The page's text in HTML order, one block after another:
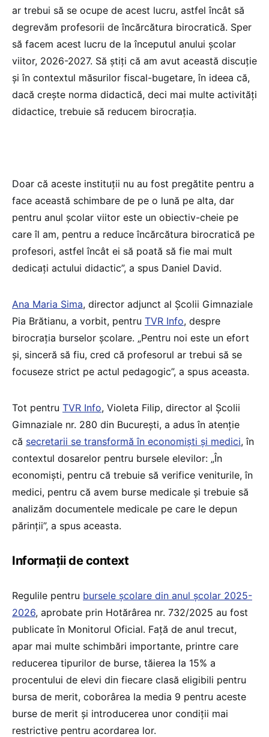
ar trebui să se ocupe de acest lucru, astfel încât să
degrevăm profesorii de încărcătura birocratică. Sper
să facem acest lucru de la începutul anului școlar
viitor, 2026-2027. Să știți că am avut această discuție
și în contextul măsurilor fiscal-bugetare, în ideea că,
dacă crește norma didactică, deci mai multe activități
didactice, trebuie să reducem birocrația.
Doar că aceste instituții nu au fost pregătite pentru a
face această schimbare de pe o lună pe alta, dar
pentru anul școlar viitor este un obiectiv-cheie pe
care îl am, pentru a reduce încărcătura birocratică pe
profesori, astfel încât ei să poată să fie mai mult
dedicați actului didactic”, a spus Daniel David.
Ana Maria Sima, director adjunct al Şcolii Gimnaziale
Pia Brătianu, a vorbit, pentru TVR Info, despre
birocrația burselor școlare. „Pentru noi este un efort
şi, sinceră să fiu, cred că profesorul ar trebui să se
focuseze strict pe actul pedagogic”, a spus aceasta.
Tot pentru TVR Info, Violeta Filip, director al Şcolii
Gimnaziale nr. 280 din București, a adus în atenție
că secretarii se transformă în economiști și medici, în
contextul dosarelor pentru bursele elevilor: „În
economişti, pentru că trebuie să verifice veniturile, în
medici, pentru că avem burse medicale şi trebuie să
analizăm documentele medicale pe care le depun
părinţii”, a spus aceasta.
Informații de context
Regulile pentru bursele școlare din anul școlar 2025-
2026, aprobate prin Hotărârea nr. 732/2025 au fost
publicate în Monitorul Oficial. Față de anul trecut,
apar mai multe schimbări importante, printre care
reducerea tipurilor de burse, tăierea la 15% a
procentului de elevi din fiecare clasă eligibili pentru
bursa de merit, coborârea la media 9 pentru aceste
burse de merit și introducerea unor condiții mai
restrictive pentru acordarea lor.